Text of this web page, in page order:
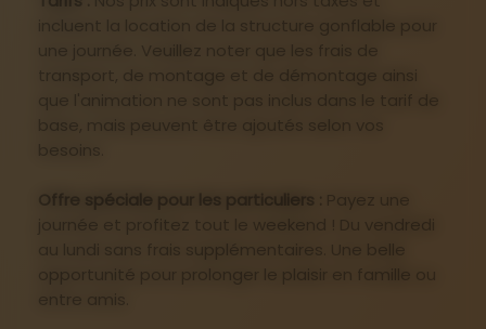
incluent la location de la structure gonflable pour
une journée. Veuillez noter que les frais de
transport, de montage et de démontage ainsi
que l'animation ne sont pas inclus dans le tarif de
base, mais peuvent être ajoutés selon vos
besoins.
Offre spéciale pour les particuliers :
Payez une
journée et profitez tout le weekend ! Du vendredi
au lundi sans frais supplémentaires. Une belle
opportunité pour prolonger le plaisir en famille ou
entre amis.